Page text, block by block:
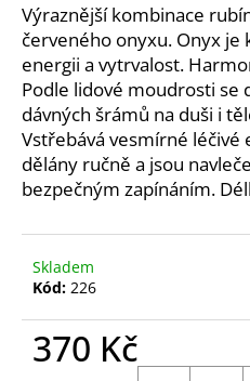
Výraznější kombinace
červeného onyxu. Onyx je
energii a vytrvalost.
Podle lidové moudrosti se
dávných šrámů na duši i
Vstřebává vesmírné léčivé
dělány ručně a jsou
bezpečným zapínáním.
Skladem
Kód: 226
370 Kč
č
u
j
e
m
e
NÁRAMEK
ŽENY
VELKÁ
DUHA
CM